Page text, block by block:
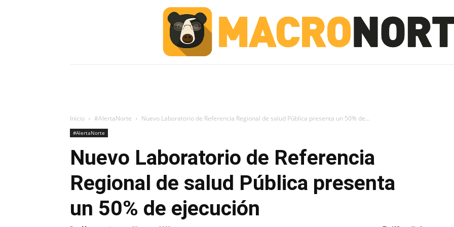
Inicio #AlertaNorte Nuevo Laboratorio de Referencia Regional de salud Pública presenta un 50% de...
#AlertaNorte
Nuevo Laboratorio de Referencia
Regional de salud Pública presenta
un 50% de ejecución